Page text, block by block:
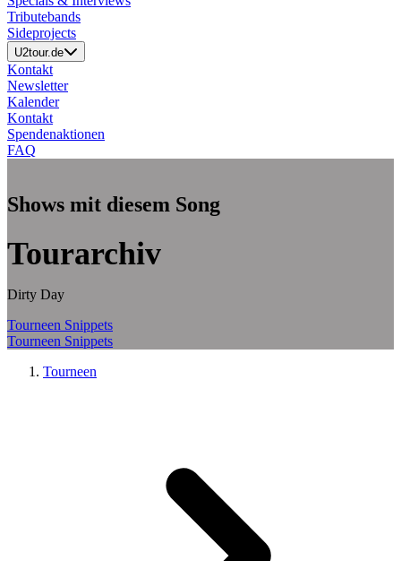
Tributebands
Sideprojects
U2tour.de
Kontakt
Newsletter
Kalender
Kontakt
Spendenaktionen
FAQ
Shows mit diesem Song
Tourarchiv
Dirty Day
Tourneen Snippets
Tourneen Snippets
Tourneen